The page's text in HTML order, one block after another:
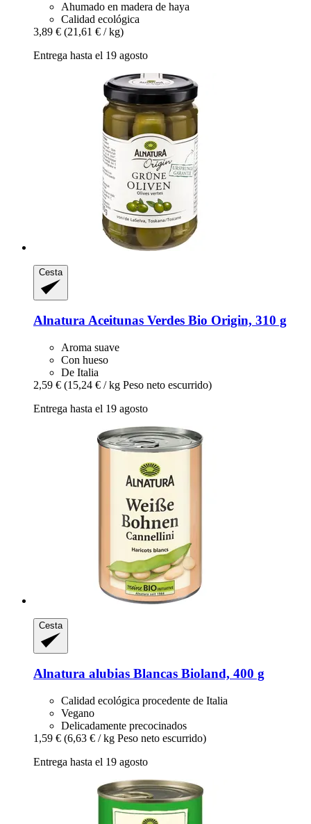
Ahumado en madera de haya
Calidad ecológica
3,89 € (21,61 € / kg)
Entrega hasta el 19 agosto
Cesta
AlnaturaAceitunas Verdes Bio Origin, 310 g
Aroma suave
Con hueso
De Italia
2,59 € (15,24 € / kg Peso neto escurrido)
Entrega hasta el 19 agosto
Cesta
Alnatura alubias Blancas Bioland, 400 g
Calidad ecológica procedente de Italia
Vegano
Delicadamente precocinados
1,59 € (6,63 € / kg Peso neto escurrido)
Entrega hasta el 19 agosto